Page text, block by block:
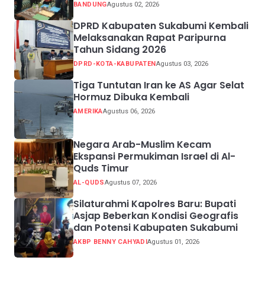
BANDUNGAgustus 02, 2026
DPRD Kabupaten Sukabumi Kembali
Melaksanakan Rapat Paripurna
Tahun Sidang 2026
DPRD-KOTA-KABUPATEN Agustus 03, 2026
Tiga Tuntutan Iran ke AS Agar Selat
Hormuz Dibuka Kembali
AMERIKAAgustus 06, 2026
Negara Arab-Muslim Kecam
Ekspansi Permukiman Israel di Al-
Quds Timur
AL-QUDSAgustus 07, 2026
Silaturahmi Kapolres Baru: Bupati
Asjap Beberkan Kondisi Geografis
dan Potensi Kabupaten Sukabumi
AKBP BENNY CAHYADIAgustus 01, 2026